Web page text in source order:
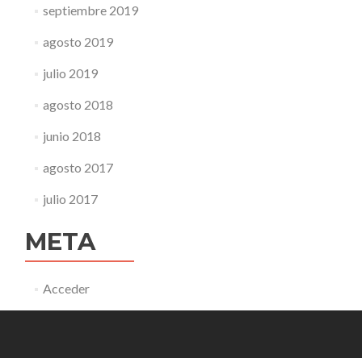
septiembre 2019
agosto 2019
julio 2019
agosto 2018
junio 2018
agosto 2017
julio 2017
META
Acceder